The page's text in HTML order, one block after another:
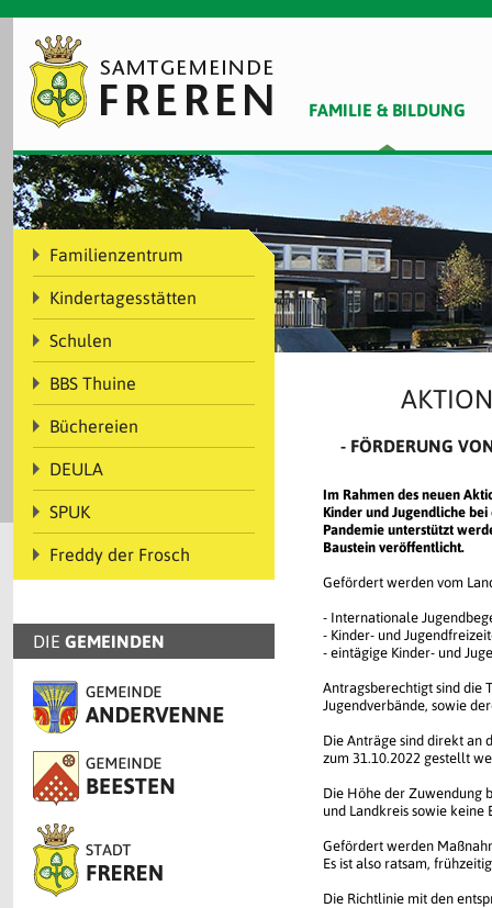
FAMILIE & BILDUNG
Familienzentrum
Kindertagesstätten
Schulen
BBS Thuine
Büchereien
DEULA
SPUK
Freddy der Frosch
DIE GEMEINDEN
- FÖRDERUNG
Im Rahmen des neuen
Kinder und Jugendliche
Pandemie unterstützt
Baustein veröffentlicht.
Gefördert werden vom
- Internationale
- Kinder- und
- eintägige Kinder- und
Antragsberechtigt sind die
Jugendverbände, sowie
Die Anträge sind direkt an
zum 31.10.2022 gestellt
Die Höhe der Zuwendung
und Landkreis sowie keine
Gefördert werden
Es ist also ratsam,
Die Richtlinie mit den